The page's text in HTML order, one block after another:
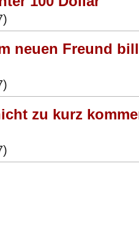
neuen Freund
zu kurz